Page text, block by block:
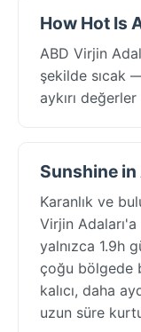
How Hot Is
ABD Virjin
şekilde sıcak
aykırı
Sunshine in
Karanlık ve
Virjin
yalnızca 1.9h
çoğu bölgede
kalıcı, daha
uzun süre